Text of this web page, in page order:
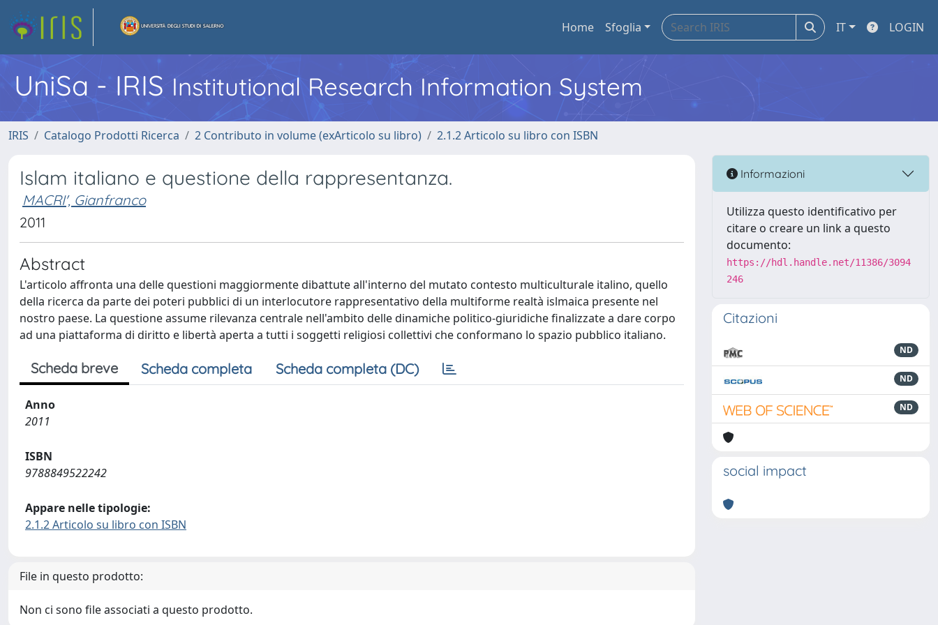
Home Sfoglia IT LOGIN
UniSa - IRIS Institutional Research Information System
IRIS Catalogo Prodotti Ricerca 2 Contributo in volume (exArticolo su libro) 2.1.2 Articolo su libro con ISBN
Islam italiano e questione della rappresentanza.
MACRI', Gianfranco
2011
Abstract
L'articolo affronta una delle questioni maggiormente dibattute all'interno del mutato contesto multiculturale italino, quello
della ricerca da parte dei poteri pubblici di un interlocutore rappresentativo della multiforme realtà islmaica presente nel
nostro paese. La questione assume rilevanza centrale nell'ambito delle dinamiche politico-giuridiche finalizzate a dare corpo
ad una piattaforma di diritto e libertà aperta a tutti i soggetti religiosi collettivi che conformano lo spazio pubblico italiano.
Scheda breve Scheda completa Scheda completa (DC)
Anno
2011
ISBN
9788849522242
Appare nelle tipologie:
2.1.2 Articolo su libro con ISBN
File in questo prodotto:
Non ci sono file associati a questo prodotto.
Informazioni
Utilizza questo identificativo per
citare o creare un link a questo
documento:
https://hdl.handle.net/11386/3094
246
Citazioni
ND
ND
ND
social impact